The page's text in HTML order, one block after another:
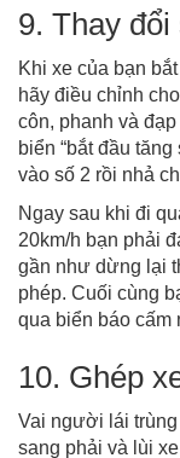
9. Thay
Khi xe của bạn
hãy điều chỉnh
côn, phanh và
biển “bắt đầu
vào số 2 rồi nhả
Ngay sau khi đi
20km/h bạn phải
gần như dừng lại
phép. Cuối cùng
qua biển báo cấm
10. Ghép
Vai người lái
sang phải và lùi